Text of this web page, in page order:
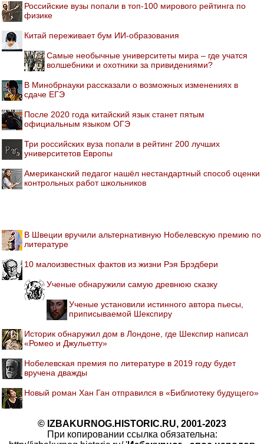
Российские вузы попали в топ-100 мирового рейтинга по
физике
Китай переживает бум ИИ-образования
Самые необычные университеты мира – где учатся
волшебники и охотники за привидениями?
В Минобрнауки рассказали о возможных изменениях в
сдаче ЕГЭ
После 2020 года китайский язык станет пятым
официальным языком ОГЭ
Три российских вуза попали в рейтинг 200 лучших
университетов Европы
Американский педагог нашёл нестандартный способ оценки
контрольных работ школьников
В Швеции вручили альтернативную Нобелевскую премию по
литературе
10 малоизвестных фактов из жизни Рэя Брэдбери
Ученые обнаружили самую древнюю сказку
Ученые установили истинного автора пьесы,
приписываемой Шекспиру
Историк обнаружил дом в Лондоне, где Шекспир написал
«Ромео и Джульетту»
Нобелевская премия по литературе в 2019 году будет
вручена дважды
Новый роман Хан Ган отправился в «Библиотеку будущего»
© IZBAKURNOG.HISTORIC.RU, 2001-2023
При копировании ссылка обязательна: